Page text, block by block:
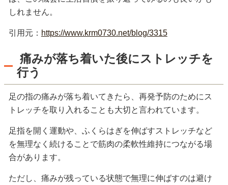
しれません。
引用元： https://www.krm0730.net/blog/3315
痛みが落ち着いた後にストレッチを
行う
足の指の痛みが落ち着いてきたら、再発予防のためにス
トレッチを取り入れることも大切と言われています。
足指を開く運動や、ふくらはぎを伸ばすストレッチなど
を無理なく続けることで筋肉の柔軟性維持につながる場
合があります。
ただし、痛みが残っている状態で無理に伸ばすのは避け